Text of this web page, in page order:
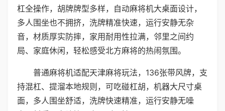
杠全操作，胡牌牌型多样，自动麻将机大桌面设计，
多人围坐也不拥挤，洗牌精准快速，运行安静无杂
音，材质厚实防摔，家用耐用性拉满，邻里之间约
局、家庭休闲，轻松感受北方麻将的热闹氛围。
普通麻将机适配天津麻将玩法，136张带风牌，支
持混杠、提溜本地规则，可吃碰杠胡，机器大尺寸桌
面，多人围坐舒适，洗牌快速精准，运行安静无噪